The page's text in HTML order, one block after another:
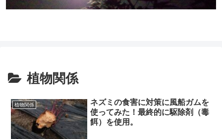
植物関係
植物関係
ネズミの食害に対策に風船ガムを
使ってみた！最終的に駆除剤（毒
餌）を使用。